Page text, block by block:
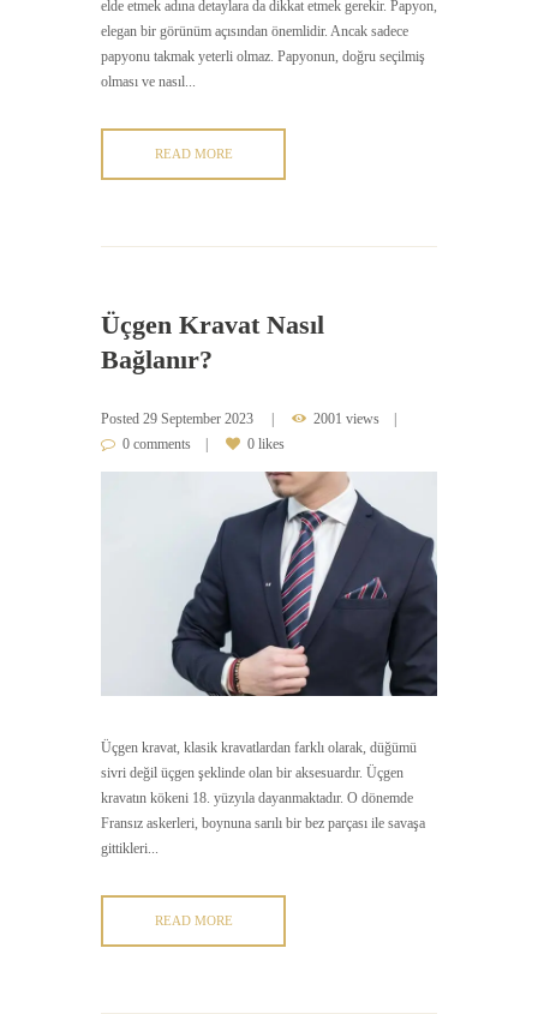
elde etmek adına detaylara da dikkat etmek gerekir. Papyon,
elegan bir görünüm açısından önemlidir. Ancak sadece
papyonu takmak yeterli olmaz. Papyonun, doğru seçilmiş
olması ve nasıl...
READ MORE
Üçgen Kravat Nasıl
Bağlanır?
Posted 29 September 2023
2001 views
0 comments
0 likes
Üçgen kravat, klasik kravatlardan farklı olarak, düğümü
sivri değil üçgen şeklinde olan bir aksesuardır. Üçgen
kravatın kökeni 18. yüzyıla dayanmaktadır. O dönemde
Fransız askerleri, boynuna sarılı bir bez parçası ile savaşa
gittikleri...
READ MORE